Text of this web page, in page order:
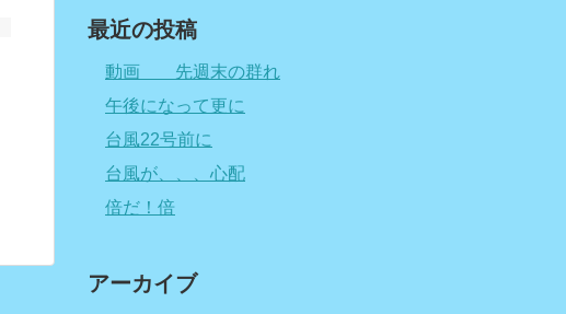
最近の投稿
動画 先週末の群れ
午後になって更に
台風22号前に
台風が、、、心配
倍だ！倍
アーカイブ